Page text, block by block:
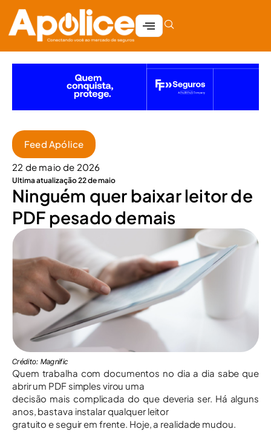
Feed Apólice
22 de maio de 2026
Ultima atualização 22 de maio
Ninguém quer baixar leitor de
PDF pesado demais
Crédito: Magnific
Quem trabalha com documentos no dia a dia sabe que
abrir um PDF simples virou uma
decisão mais complicada do que deveria ser. Há alguns
anos, bastava instalar qualquer leitor
gratuito e seguir em frente. Hoje, a realidade mudou.